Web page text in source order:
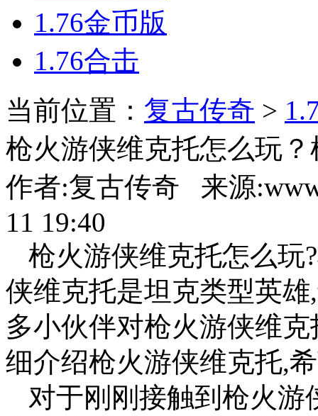
1.76金币版
1.76合击
当前位置： 复古传奇 >
枪火游侠维克托怎么玩
作者:复古传奇 来源
11 19:40
枪火游侠维克托怎么玩
侠维克托是坦克类型英
多小伙伴对枪火游侠维
细介绍枪火游侠维克托,
对于刚刚接触到枪火